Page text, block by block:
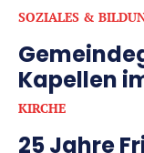
SOZIALES &
Kapellen
KIRCHE
25 Jahre